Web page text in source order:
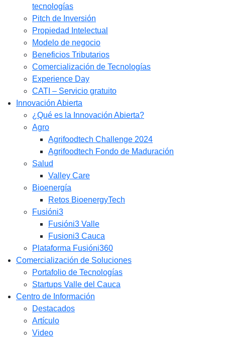
tecnologías
Pitch de Inversión
Propiedad Intelectual
Modelo de negocio
Beneficios Tributarios
Comercialización de Tecnologías
Experience Day
CATI – Servicio gratuito
Innovación Abierta
¿Qué es la Innovación Abierta?
Agro
Agrifoodtech Challenge 2024
Agrifoodtech Fondo de Maduración
Salud
Valley Care
Bioenergía
Retos BioenergyTech
Fusióni3
Fusióni3 Valle
Fusioni3 Cauca
Plataforma Fusióni360
Comercialización de Soluciones
Portafolio de Tecnologías
Startups Valle del Cauca
Centro de Información
Destacados
Artículo
Video